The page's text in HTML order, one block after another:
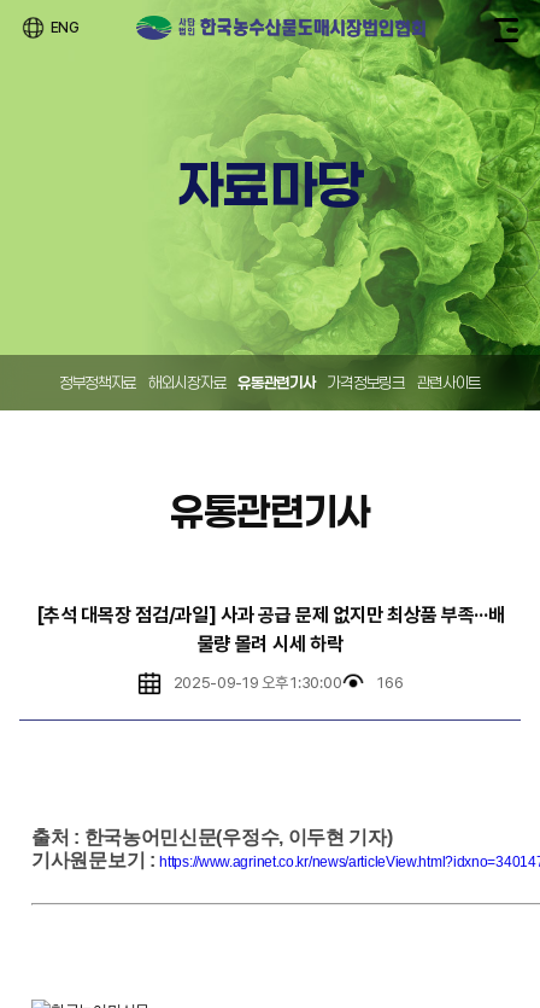
ENG
자료마당
정부정책자료 해외시장자료 유통관련기사 가격정보링크 관련사이트
유통관련기사
[추석 대목장 점검/과일] 사과 공급 문제 없지만 최상품 부족···배
물량 몰려 시세 하락
2025-09-19 오후 1:30:00 166
출처 : 한국농어민신문(우정수, 이두현 기자)
기사원문보기 :https://www.agrinet.co.kr/news/